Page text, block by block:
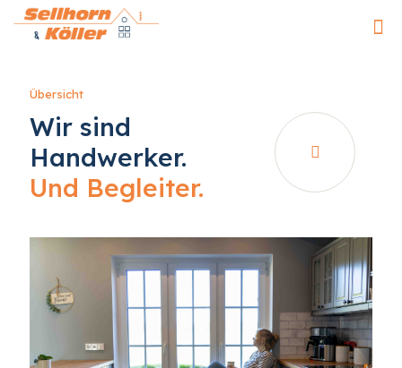
Übersicht
Wir sind
Handwerker.
Und Begleiter.